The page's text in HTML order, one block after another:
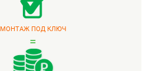
МОНТАЖ ПОД КЛЮЧ
=